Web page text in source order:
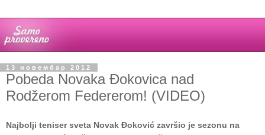
13 новембар 2012
Pobeda Novaka Đokovica nad
Rodžerom Federerom! (VIDEO)
Najbolji teniser sveta Novak Đoković završio je sezonu na